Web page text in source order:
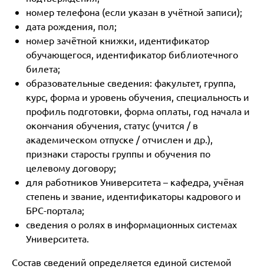
номер телефона (если указан в учётной записи);
дата рождения, пол;
номер зачётной книжки, идентификатор
обучающегося, идентификатор библиотечного
билета;
образовательные сведения: факультет, группа,
курс, форма и уровень обучения, специальность и
профиль подготовки, форма оплаты, год начала и
окончания обучения, статус (учится / в
академическом отпуске / отчислен и др.),
признаки старосты группы и обучения по
целевому договору;
для работников Университета – кафедра, учёная
степень и звание, идентификаторы кадрового и
БРС-портала;
сведения о ролях в информационных системах
Университета.
Состав сведений определяется единой системой